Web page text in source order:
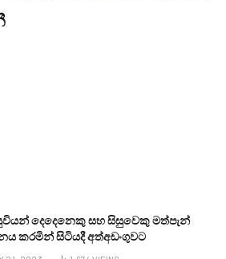
දෙදෙනෙකු සහ සිසුවෙකු මත්පැන්
කරමින් සිටියදී අත්අඩංගුවට